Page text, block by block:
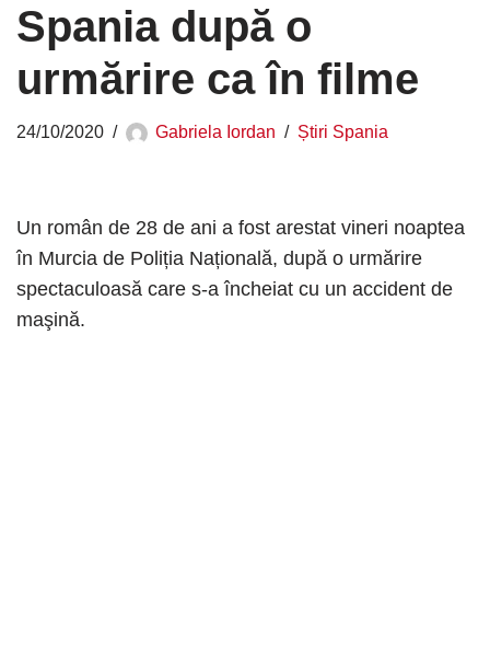
Spania după o
urmărire ca în filme
24/10/2020 Gabriela Iordan Știri Spania
Un român de 28 de ani a fost arestat vineri noaptea
în Murcia de Poliția Națională, după o urmărire
spectaculoasă care s-a încheiat cu un accident de
maşină.